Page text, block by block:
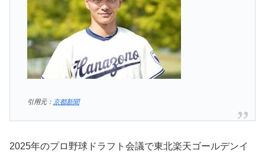
引用元： 京都新聞
2025年のプロ野球ドラフト会議で東北楽天ゴールデンイ